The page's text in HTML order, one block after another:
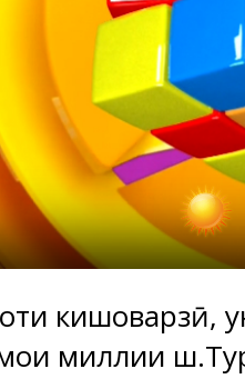
кишоварзӣ,
миллии